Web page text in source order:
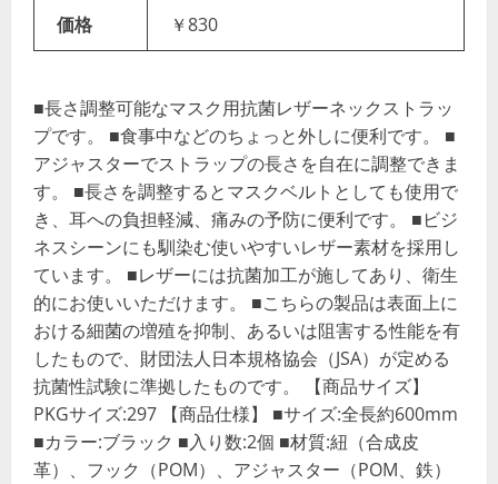
価格 ￥830
■長さ調整可能なマスク用抗菌レザーネックストラッ
プです。 ■食事中などのちょっと外しに便利です。 ■
アジャスターでストラップの長さを自在に調整できま
す。 ■長さを調整するとマスクベルトとしても使用で
き、耳への負担軽減、痛みの予防に便利です。 ■ビジ
ネスシーンにも馴染む使いやすいレザー素材を採用し
ています。 ■レザーには抗菌加工が施してあり、衛生
的にお使いいただけます。 ■こちらの製品は表面上に
おける細菌の増殖を抑制、あるいは阻害する性能を有
したもので、財団法人日本規格協会（JSA）が定める
抗菌性試験に準拠したものです。 【商品サイズ】
PKGサイズ:297 【商品仕様】 ■サイズ:全長約600mm
■カラー:ブラック ■入り数:2個 ■材質:紐（合成皮
革）、フック（POM）、アジャスター（POM、鉄）